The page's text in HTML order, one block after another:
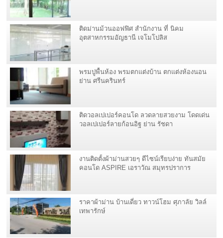
ติดม่านม้วนออฟฟิศ สำนักงาน ที่ นิคม
อุตสาหกรรมอัญธานี เจโมโปลิส
พรมปูพื้นห้อง พรมตกแต่งบ้าน ตกแต่งห้องนอน
ย่าน ศรีนครินทร์
ติดวอลเปเปอร์คอนโด ลวดลายสวยงาม โดดเด่น
วอลเปเปอร์ลายก้อนอิฐ ย่าน รัชดา
งานติดตั้งผ้าม่านสวยๆ ดีไซน์เรียบง่าย ทันสมัย
คอนโด ASPIRE เอราวัณ สมุทรปราการ
ราคาผ้าม่าน บ้านเดี่ยว ทาวน์โฮม ศุภาลัย วิลล์
เทพารักษ์